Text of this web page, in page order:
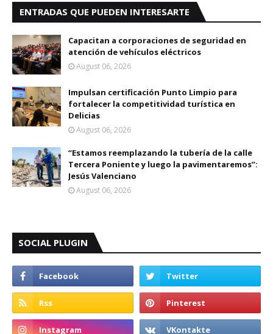
ENTRADAS QUE PUEDEN INTERESARTE
Capacitan a corporaciones de seguridad en
atención de vehículos eléctricos
August 06, 2026
Impulsan certificación Punto Limpio para
fortalecer la competitividad turística en
Delicias
August 06, 2026
“Estamos reemplazando la tubería de la calle
Tercera Poniente y luego la pavimentaremos”:
Jesús Valenciano
August 06, 2026
SOCIAL PLUGIN